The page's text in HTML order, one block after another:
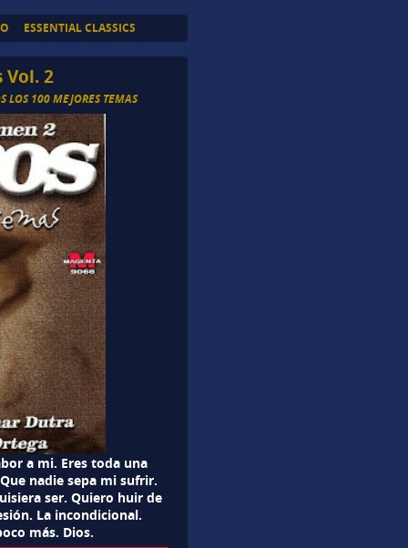
ESSENTIAL CLASSICS
Vol. 2
LOS 100 MEJORES TEMAS
a mi. Eres toda una
nadie sepa mi sufrir.
ser. Quiero huir de
La incondicional.
más. Dios.